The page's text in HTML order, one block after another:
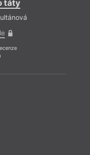
táty